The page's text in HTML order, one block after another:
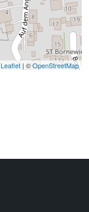
Leaflet| ©OpenStreetMap